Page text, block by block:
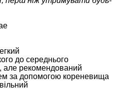
до середнього
але рекомендований
за допомогою кореневища